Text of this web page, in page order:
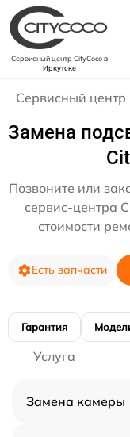
Сервисный центр CityCocoв
Иркутске
Сервисный центр
Замена
Позвоните или
сервис-центра
стоимости
Есть запчасти
Гарантия
Услуга
Замена камеры